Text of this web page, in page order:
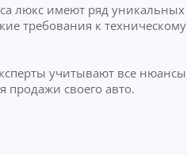
люкс имеют ряд уникальных
требования к техническому
учитывают все
продажи своего авто.